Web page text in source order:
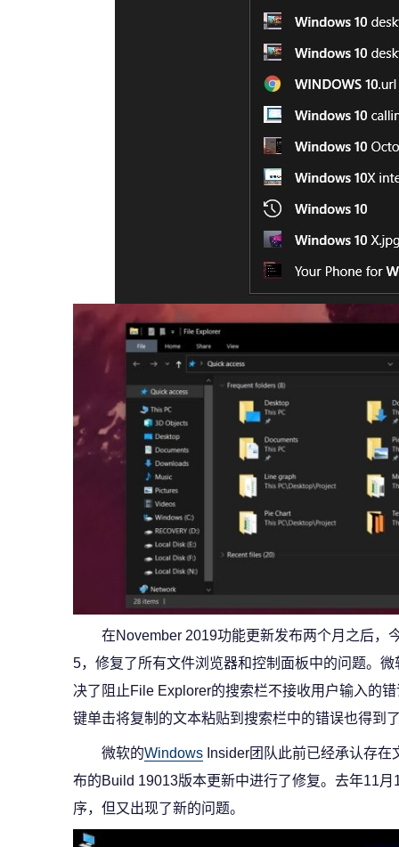
在November 2019功能更新发布两个月之后，
5，修复了所有文件浏览器和控制面板中的问题。
决了阻止File Explorer的搜索栏不接收用户输入的
键单击将复制的文本粘贴到搜索栏中的错误也得到
微软的Windows Insider团队此前已经承认存
布的Build 19013版本更新中进行了修复。去年11
序，但又出现了新的问题。